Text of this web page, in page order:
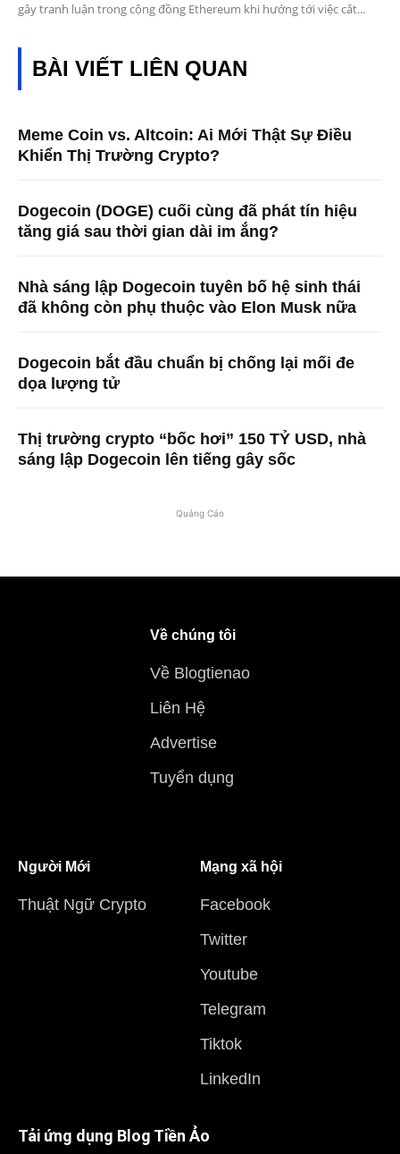
gây tranh luận trong cộng đồng Ethereum khi hướng tới việc cắt...
BÀI VIẾT LIÊN QUAN
Meme Coin vs. Altcoin: Ai Mới Thật Sự Điều
Khiển Thị Trường Crypto?
Dogecoin (DOGE) cuối cùng đã phát tín hiệu
tăng giá sau thời gian dài im ắng?
Nhà sáng lập Dogecoin tuyên bố hệ sinh thái
đã không còn phụ thuộc vào Elon Musk nữa
Dogecoin bắt đầu chuẩn bị chống lại mối đe
dọa lượng tử
Thị trường crypto “bốc hơi” 150 TỶ USD, nhà
sáng lập Dogecoin lên tiếng gây sốc
Quảng Cáo
Về chúng tôi
Về Blogtienao
Liên Hệ
Advertise
Tuyển dụng
Người Mới
Thuật Ngữ Crypto
Mạng xã hội
Facebook
Twitter
Youtube
Telegram
Tiktok
LinkedIn
Tải ứng dụng Blog Tiền Ảo